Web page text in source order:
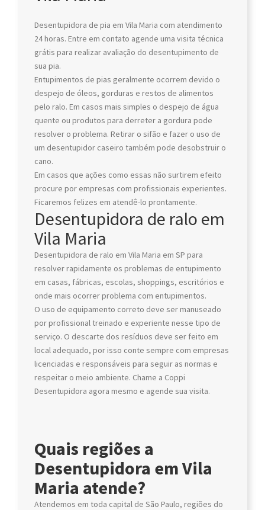
Desentupidora de pia em Vila Maria com atendimento
24 horas. Entre em contato agende uma visita técnica
grátis para realizar avaliação do desentupimento de
sua pia.
Entupimentos de pias geralmente ocorrem devido o
despejo de óleos, gorduras e restos de alimentos
pelo ralo. Em casos mais simples o despejo de água
quente ou produtos para derreter a gordura pode
resolver o problema. Retirar o sifão e fazer o uso de
um desentupidor caseiro também pode desobstruir o
cano.
Em casos que ações como essas não surtirem efeito
procure por empresas com profissionais experientes.
Ficaremos felizes em atendê-lo prontamente.
Desentupidora de ralo em
Vila Maria
Desentupidora de ralo em Vila Maria em SP para
resolver rapidamente os problemas de entupimento
em casas, fábricas, escolas, shoppings, escritórios e
onde mais ocorrer problema com entupimentos.
O uso de equipamento correto deve ser manuseado
por profissional treinado e experiente nesse tipo de
serviço. O descarte dos resíduos deve ser feito em
local adequado, por isso conte sempre com empresas
licenciadas e responsáveis para seguir as normas e
respeitar o meio ambiente. Chame a Coppi
Desentupidora agora mesmo e agende sua visita.
Quais regiões a
Desentupidora em Vila
Maria atende?
Atendemos em toda capital de São Paulo, regiões do